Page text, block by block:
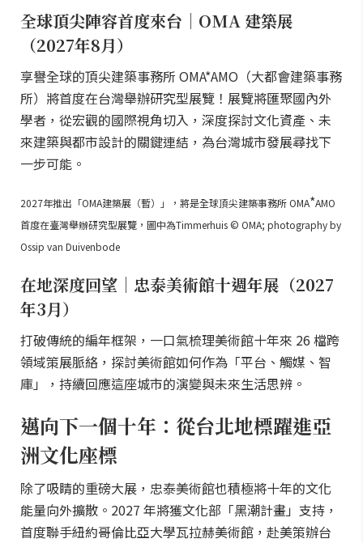
全球頂尖陣容首度來台｜OMA 建築展
（2027年8月）
享譽全球的頂尖建築事務所 OMA*AMO（大都會建築事務
所）將首度在台灣舉辦研究型展覽！展覽將匯聚國內外
學者，從宏觀的國際視角切入，深度探討文化資產、未
來建築與都市設計的關鍵連結，為台灣城市發展尋找下
一步可能。
2027年推出「OMA建築展（暫）」，將是全球頂尖建築事務所 OMA*AMO
首度在臺灣舉辦研究型展覽，圖中為Timmerhuis © OMA; photography by
Ossip van Duivenbode
在地深度回望｜忠泰美術館十週年展（2027
年3月）
打破傳統的編年框架，一口氣梳理美術館十年來 26 檔跨
領域策展脈絡，探討美術館如何作為「平台、觸媒、智
庫」，持續回應這座城市的演變與未來生活思辨。
邁向下一個十年：從台北地標躍進亞
洲文化座標
除了吸睛的重磅大展，忠泰美術館也積極將十年的文化
能量向外擴散。2027 年將獲文化部「黑潮計畫」支持，
首度聯手紐約哥倫比亞大學瓦拉赫美術館，赴美策辦台